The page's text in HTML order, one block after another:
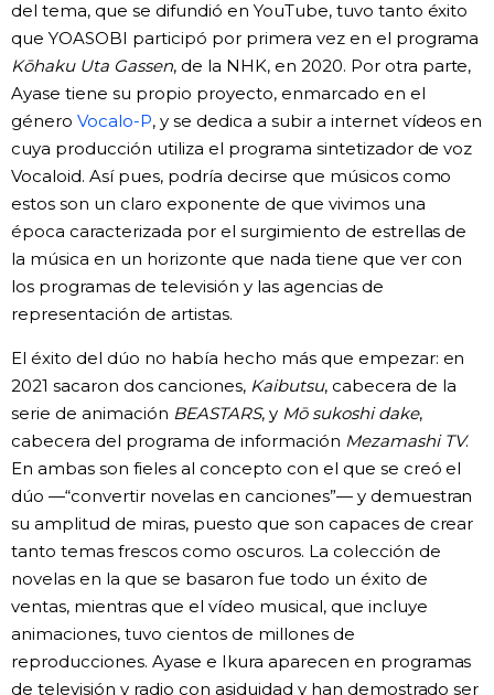
del tema, que se difundió en YouTube, tuvo tanto éxito
que YOASOBI participó por primera vez en el programa
Kōhaku Uta Gassen, de la NHK, en 2020. Por otra parte,
Ayase tiene su propio proyecto, enmarcado en el
género Vocalo-P, y se dedica a subir a internet vídeos en
cuya producción utiliza el programa sintetizador de voz
Vocaloid. Así pues, podría decirse que músicos como
estos son un claro exponente de que vivimos una
época caracterizada por el surgimiento de estrellas de
la música en un horizonte que nada tiene que ver con
los programas de televisión y las agencias de
representación de artistas.
El éxito del dúo no había hecho más que empezar: en
2021 sacaron dos canciones, Kaibutsu, cabecera de la
serie de animación BEASTARS, y Mō sukoshi dake,
cabecera del programa de información Mezamashi TV.
En ambas son fieles al concepto con el que se creó el
dúo —“convertir novelas en canciones”— y demuestran
su amplitud de miras, puesto que son capaces de crear
tanto temas frescos como oscuros. La colección de
novelas en la que se basaron fue todo un éxito de
ventas, mientras que el vídeo musical, que incluye
animaciones, tuvo cientos de millones de
reproducciones. Ayase e Ikura aparecen en programas
de televisión y radio con asiduidad y han demostrado ser